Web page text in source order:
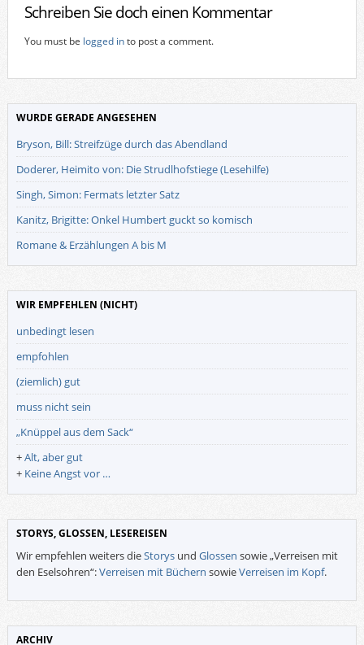
Schreiben Sie doch einen Kommentar
You must be logged into post a comment.
WURDE GERADE ANGESEHEN
Bryson, Bill: Streifzüge durch das Abendland
Doderer, Heimito von: Die Strudlhofstiege (Lesehilfe)
Singh, Simon: Fermats letzter Satz
Kanitz, Brigitte: Onkel Humbert guckt so komisch
Romane & Erzählungen A bis M
WIR EMPFEHLEN (NICHT)
unbedingt lesen
empfohlen
(ziemlich) gut
muss nicht sein
„Knüppel aus dem Sack“
+Alt, aber gut
+ Keine Angst vor …
STORYS, GLOSSEN, LESEREISEN
Wir empfehlen weiters dieStorysund Glossen sowie „Verreisen mit
den Eselsohren“:Verreisen mit Büchern sowieVerreisen im Kopf.
ARCHIV